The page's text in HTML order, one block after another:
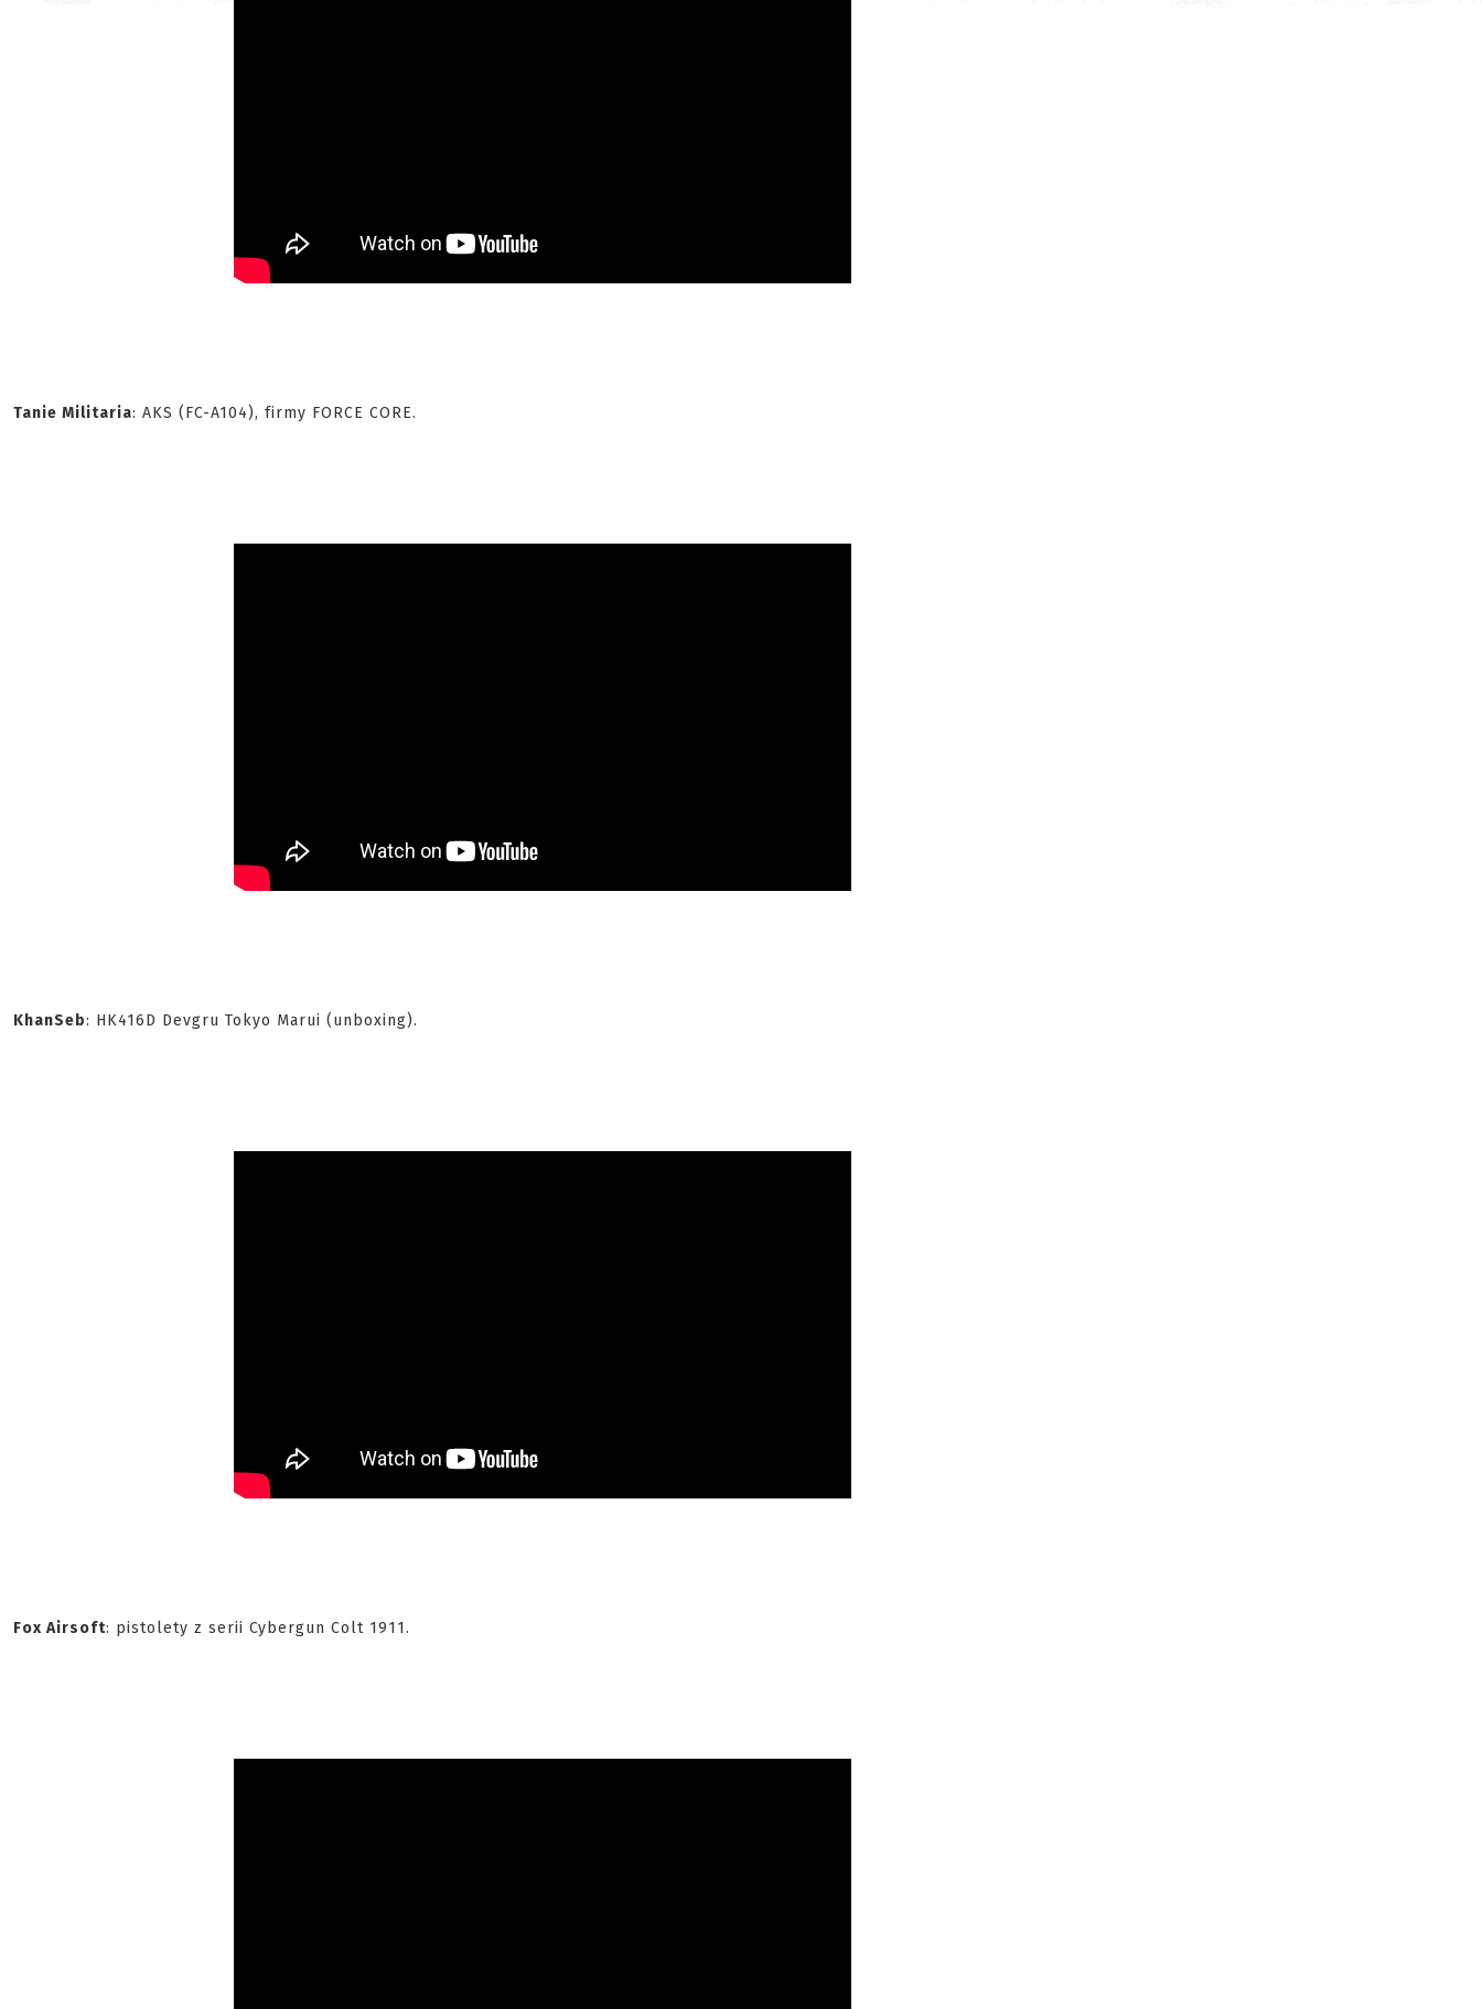
Tanie Militaria: AKS (FC-A104), firmy FORCE CORE.
KhanSeb: HK416D Devgru Tokyo Marui (unboxing).
Fox Airsoft: pistolety z serii Cybergun Colt 1911.